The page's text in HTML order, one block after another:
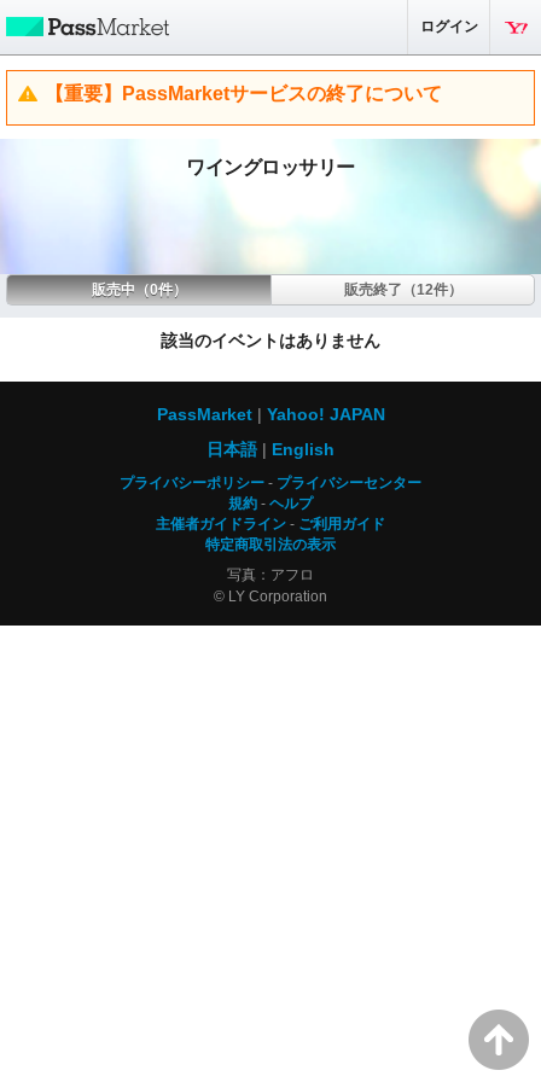
ログイン
【重要】PassMarketサービスの終了について
ワイングロッサリー
販売中（0件） 販売終了（12件）
該当のイベントはありません
PassMarket
Yahoo! JAPAN
日本語
English
プライバシーポリシー
プライバシーセンター
規約
ヘルプ
主催者ガイドライン
ご利用ガイド
特定商取引法の表示
写真：アフロ
© LY Corporation